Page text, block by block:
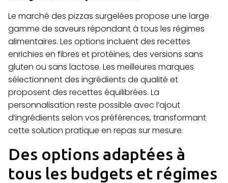
Le marché des pizzas surgelées propose une large
gamme de saveurs répondant à tous les régimes
alimentaires. Les options incluent des recettes
enrichies en fibres et protéines, des versions sans
gluten ou sans lactose. Les meilleures marques
sélectionnent des ingrédients de qualité et
proposent des recettes équilibrées. La
personnalisation reste possible avec l’ajout
d’ingrédients selon vos préférences, transformant
cette solution pratique en repas sur mesure.
Des options adaptées à
tous les budgets et régimes